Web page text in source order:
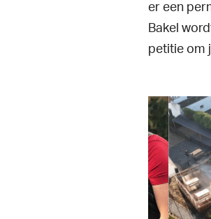
er een
Bakel
petitie om